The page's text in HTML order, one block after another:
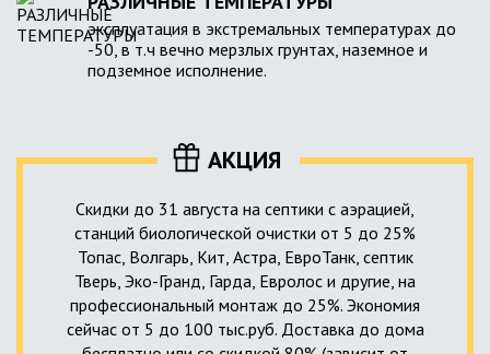
эксплуатация в экстремальных температурах до
-50, в т.ч вечно мерзлых грунтах, наземное и
подземное исполнение.
АКЦИЯ
Скидки до 31 августа на септики с аэрацией,
станций биологической очистки от 5 до 25%
Топас, Волгарь, Кит, Астра, ЕвроТанк, септик
Тверь, Эко-Гранд, Гарда, Евролос и другие, на
профессиональный монтаж до 25%. Экономия
сейчас от 5 до 100 тыс.руб. Доставка до дома